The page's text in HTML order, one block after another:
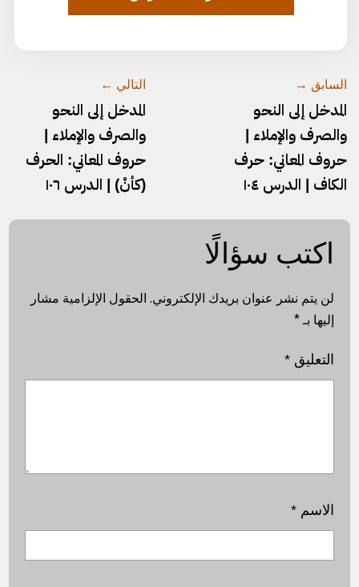
السابق →
المدخل إلى النحو
والصرف والإملاء |
حروف المعاني: حرف
الكاف | الدرس ١٠٤
التالي ←
المدخل إلى النحو
والصرف والإملاء |
حروف المعاني: الحرف
(كأنْ) | الدرس ١٠٦
اكتب سؤالًا
لن يتم نشر عنوان بريدك الإلكتروني. الحقول الإلزامية مشار
إليها بـ*
التعليق*
الاسم*